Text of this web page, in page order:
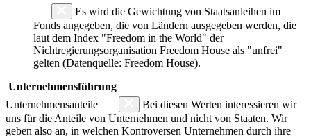
Es wird die Gewichtung von Staatsanleihen im
Fonds angegeben, die von Ländern ausgegeben werden, die
laut dem Index "Freedom in the World" der
Nichtregierungsorganisation Freedom House als "unfrei"
gelten (Datenquelle: Freedom House).
Unternehmensführung
Unternehmensanteile
Bei diesen Werten interessieren wir
uns für die Anteile von Unternehmen und nicht von Staaten. Wir
geben also an, in welchen Kontroversen Unternehmen durch ihre